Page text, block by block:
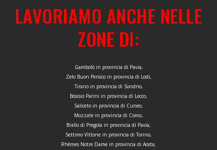
LAVORIAMO ANCHE NELLE
ZONE DI:
Gambolò in provincia di Pavia,
Zelo Buon Persico in provincia di Lodi,
Tirano in provincia di Sondrio,
Bosisio Parini in provincia di Lecco,
Saliceto in provincia di Cuneo,
Mozzate in provincia di Como,
Brallo di Pregola in provincia di Pavia,
Settimo Vittone in provincia di Torino,
Rhêmes Notre Dame in provincia di Aosta,